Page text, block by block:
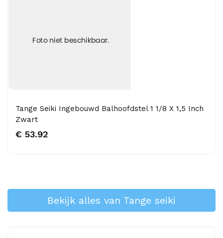
Tange Seiki Ingebouwd Balhoofdstel 1 1/8 X 1,5 Inch
Zwart
€ 53.92
Bekijk alles van Tange seiki